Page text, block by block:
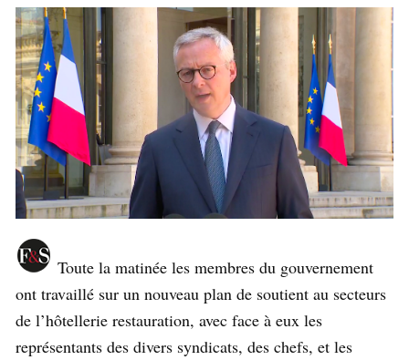
Toute la matinée les membres du gouvernement
ont travaillé sur un nouveau plan de soutient au secteurs
de l’hôtellerie restauration, avec face à eux les
représentants des divers syndicats, des chefs, et les